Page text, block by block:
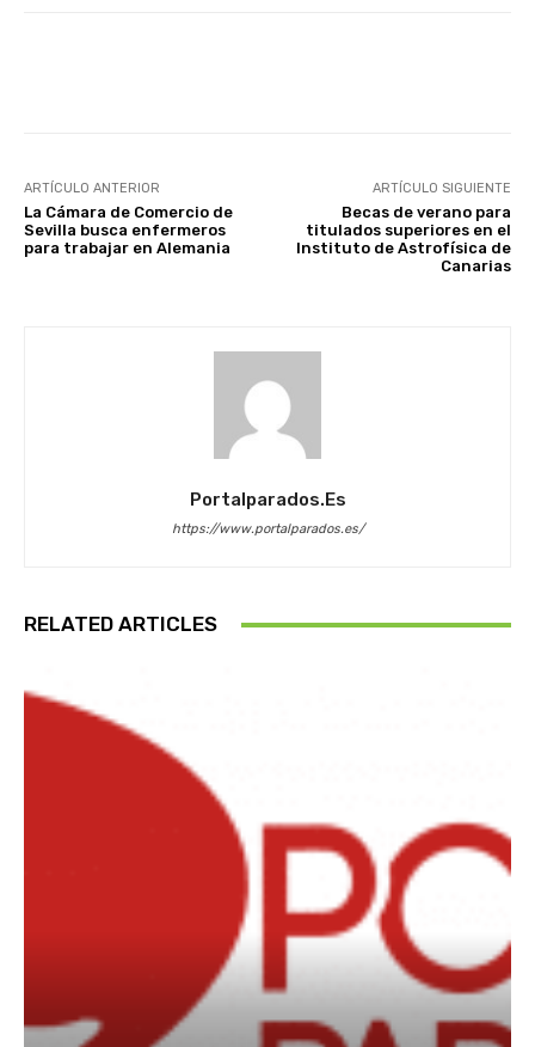
ARTÍCULO ANTERIOR
La Cámara de Comercio de
Sevilla busca enfermeros
para trabajar en Alemania
ARTÍCULO SIGUIENTE
Becas de verano para
titulados superiores en el
Instituto de Astrofísica de
Canarias
Portalparados.es
https://www.portalparados.es/
RELATED ARTICLES